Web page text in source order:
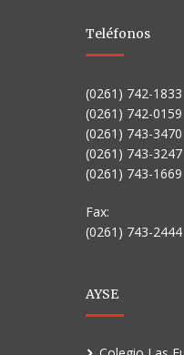
Teléfonos
(0261) 742-1833
(0261) 742-0159
(0261) 743-3470
(0261) 743-3247
(0261) 743-1669
Fax:
(0261) 743-2444
AYSE